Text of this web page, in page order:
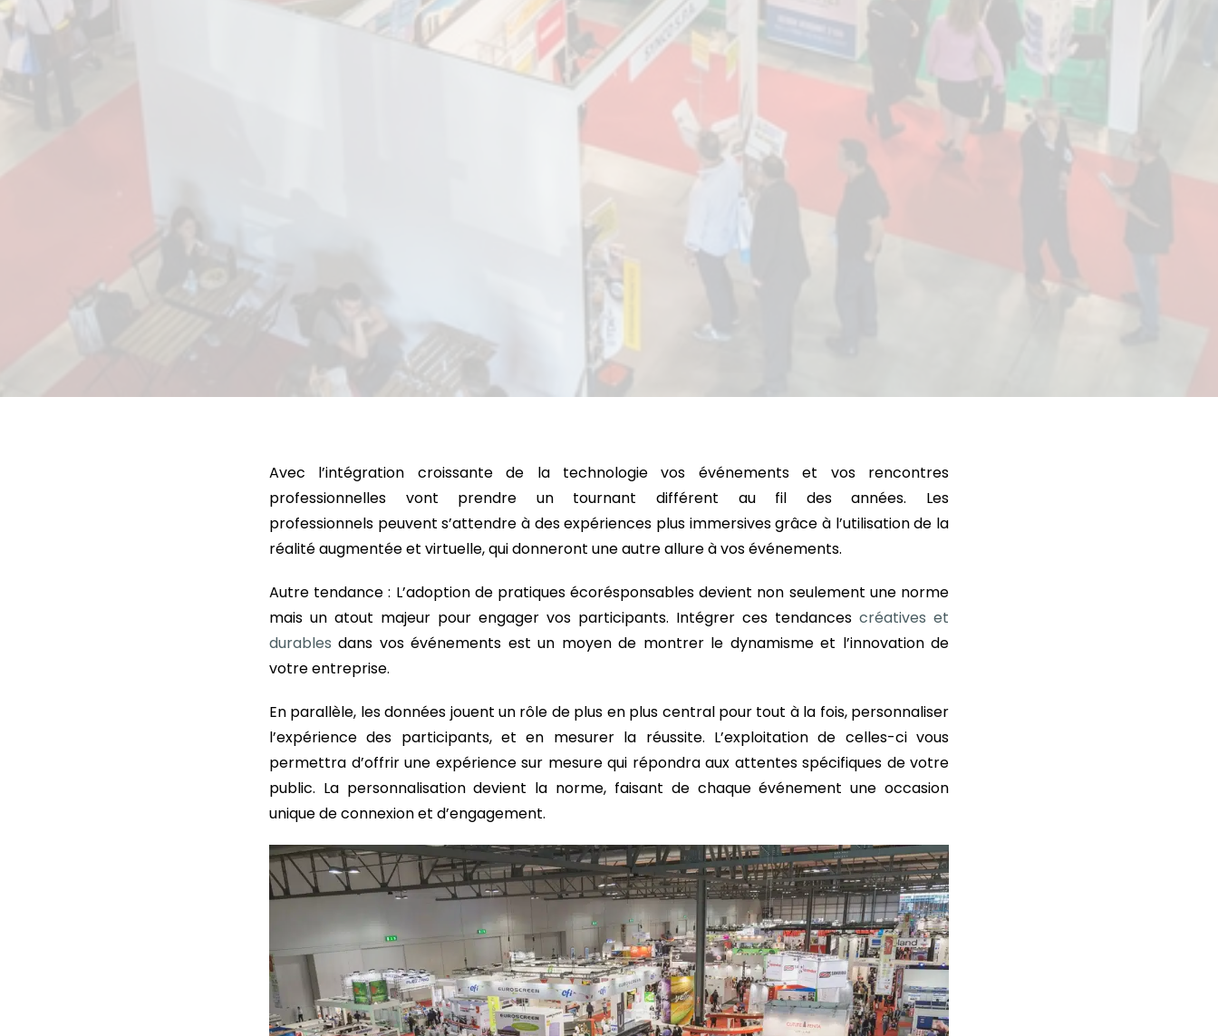
Avec l’intégration croissante de la technologie vos événements et vos rencontres
professionnelles vont prendre un tournant différent au fil des années. Les
professionnels peuvent s’attendre à des expériences plus immersives grâce à l’utilisation de la
réalité augmentée et virtuelle, qui donneront une autre allure à vos événements.
Autre tendance : L’adoption de pratiques écorésponsables devient non seulement une norme
mais un atout majeur pour engager vos participants. Intégrer ces tendances créatives et
durables dans vos événements est un moyen de montrer le dynamisme et l’innovation de
votre entreprise.
En parallèle, les données jouent un rôle de plus en plus central pour tout à la fois, personnaliser
l’expérience des participants, et en mesurer la réussite. L’exploitation de celles-ci vous
permettra d’offrir une expérience sur mesure qui répondra aux attentes spécifiques de votre
public. La personnalisation devient la norme, faisant de chaque événement une occasion
unique de connexion et d’engagement.